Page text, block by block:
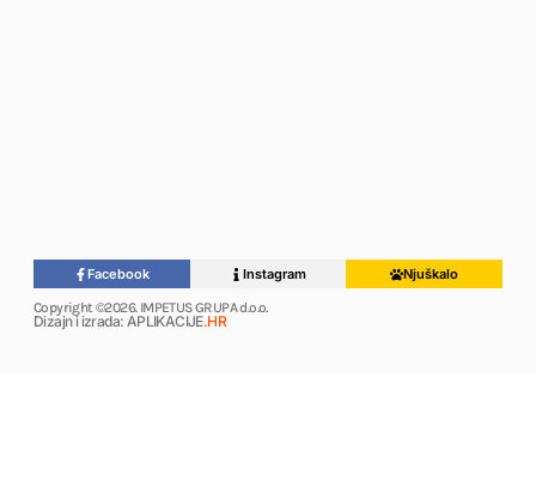
Facebook Instagram
Njuškalo
Copyright ©2026. IMPETUS GRUPA d.o.o.
Dizajn i izrada: APLIKACIJE.HR